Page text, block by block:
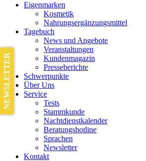
Eigenmarken
Kosmetik
Nahrungsergänzungsmittel
Tagebuch
News und Angebote
Veranstaltungen
Kundenmagazin
Presseberichte
Schwerpunkte
Über Uns
Service
Tests
Stammkunde
Nachtdienstkalender
Beratungshotline
Sprachen
Newsletter
Kontakt
NEWSLETTER